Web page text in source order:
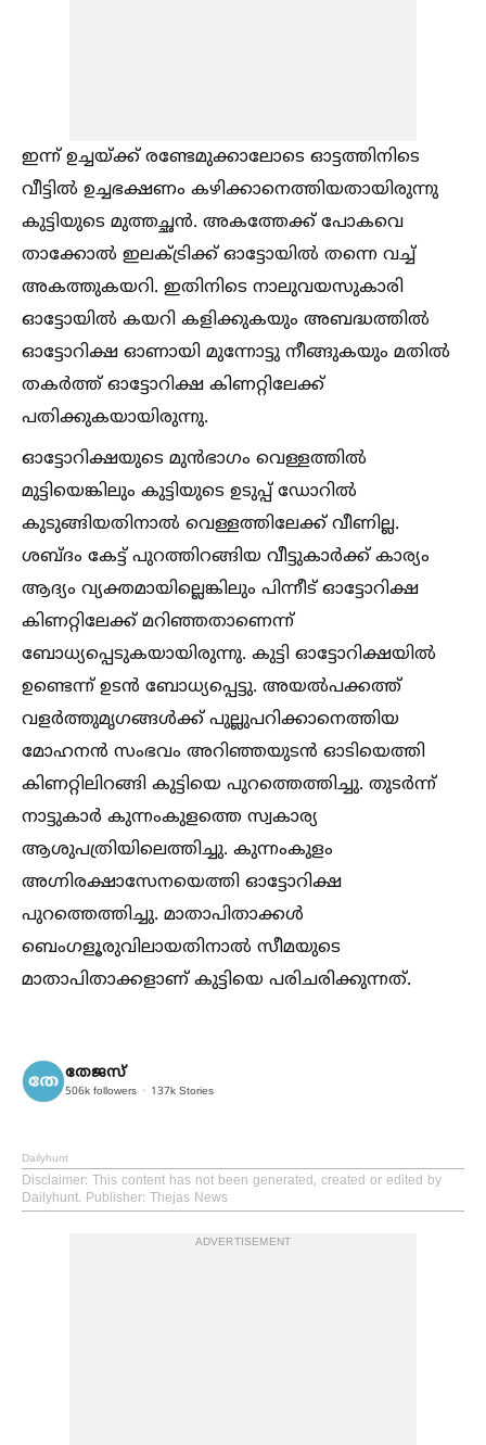
ഇന്ന് ഉച്ചയ്ക്ക് രണ്ടേമുക്കാലോടെ ഓട്ടത്തിനിടെ
വീട്ടില്‍ ഉച്ചഭക്ഷണം കഴിക്കാനെത്തിയതായിരുന്നു
കുട്ടിയുടെ മുത്തച്ഛന്‍. അകത്തേക്ക് പോകവെ
താക്കോല്‍ ഇലക്‌ട്രിക്ക് ഓട്ടോയില്‍ തന്നെ വച്ച്‌
അകത്തുകയറി. ഇതിനിടെ നാലുവയസുകാരി
ഓട്ടോയില്‍ കയറി കളിക്കുകയും അബദ്ധത്തില്‍
ഓട്ടോറിക്ഷ ഓണായി മുന്നോട്ടു നീങ്ങുകയും മതില്‍
തകര്‍ത്ത് ഓട്ടോറിക്ഷ കിണറ്റിലേക്ക്
പതിക്കുകയായിരുന്നു.
ഓട്ടോറിക്ഷയുടെ മുന്‍ഭാഗം വെള്ളത്തില്‍
മുട്ടിയെങ്കിലും കുട്ടിയുടെ ഉടുപ്പ് ഡോറില്‍
കുടുങ്ങിയതിനാല്‍ വെള്ളത്തിലേക്ക് വീണില്ല.
ശബ്ദം കേട്ട് പുറത്തിറങ്ങിയ വീട്ടുകാര്‍ക്ക് കാര്യം
ആദ്യം വ്യക്തമായില്ലെങ്കിലും പിന്നീട് ഓട്ടോറിക്ഷ
കിണറ്റിലേക്ക് മറിഞ്ഞതാണെന്ന്
ബോധ്യപ്പെടുകയായിരുന്നു. കുട്ടി ഓട്ടോറിക്ഷയില്‍
ഉണ്ടെന്ന് ഉടന്‍ ബോധ്യപ്പെട്ടു. അയല്‍പക്കത്ത്
വളര്‍ത്തുമൃഗങ്ങള്‍ക്ക് പുല്ലുപറിക്കാനെത്തിയ
മോഹനന്‍ സംഭവം അറിഞ്ഞയുടന്‍ ഓടിയെത്തി
കിണറ്റിലിറങ്ങി കുട്ടിയെ പുറത്തെത്തിച്ചു. തുടര്‍ന്ന്
നാട്ടുകാര്‍ കുന്നംകുളത്തെ സ്വകാര്യ
ആശുപത്രിയിലെത്തിച്ചു. കുന്നംകുളം
അഗ്നിരക്ഷാസേനയെത്തി ഓട്ടോറിക്ഷ
പുറത്തെത്തിച്ചു. മാതാപിതാക്കള്‍
ബെംഗളൂരുവിലായതിനാല്‍ സീമയുടെ
മാതാപിതാക്കളാണ് കുട്ടിയെ പരിചരിക്കുന്നത്.
തേജസ്
506k followers 137k Stories
Dailyhunt
Disclaimer: This content has not been generated, created or edited by
Dailyhunt. Publisher: Thejas News
ADVERTISEMENT